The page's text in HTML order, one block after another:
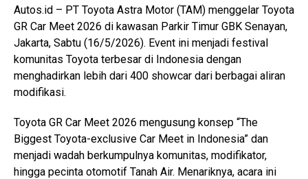
Autos.id – PT Toyota Astra Motor (TAM) menggelar Toyota
GR Car Meet 2026 di kawasan Parkir Timur GBK Senayan,
Jakarta, Sabtu (16/5/2026). Event ini menjadi festival
komunitas Toyota terbesar di Indonesia dengan
menghadirkan lebih dari 400 showcar dari berbagai aliran
modifikasi.
Toyota GR Car Meet 2026 mengusung konsep “The
Biggest Toyota-exclusive Car Meet in Indonesia” dan
menjadi wadah berkumpulnya komunitas, modifikator,
hingga pecinta otomotif Tanah Air. Menariknya, acara ini